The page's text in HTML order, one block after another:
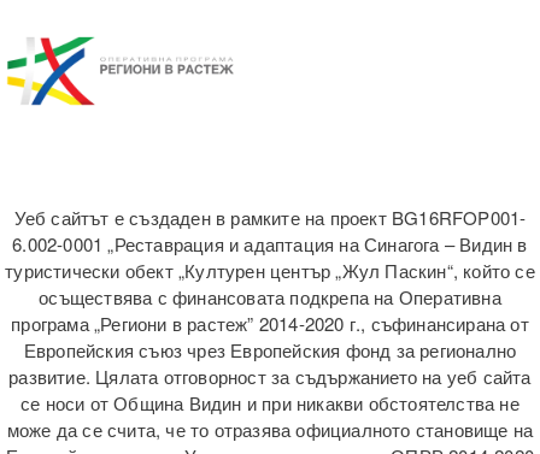
Уеб сайтът е създаден в рамките на проект BG16RFOP001-
6.002-0001 „Реставрация и адаптация на Синагога – Видин в
туристически обект „Културен център „Жул Паскин“, който се
осъществява с финансовата подкрепа на Оперативна
програма „Региони в растеж” 2014-2020 г., съфинансирана от
Европейския съюз чрез Европейския фонд за регионално
развитие. Цялата отговорност за съдържанието на уеб сайта
се носи от Община Видин и при никакви обстоятелства не
може да се счита, че то отразява официалното становище на